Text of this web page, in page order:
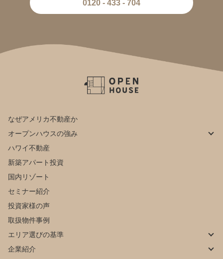
0120 - 433 - 704
なぜアメリカ不動産か
オープンハウスの強み
ハワイ不動産
新築アパート投資
国内リゾート
セミナー紹介
投資家様の声
取扱物件事例
エリア選びの基準
企業紹介